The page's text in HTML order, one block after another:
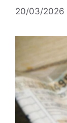
20/03/2026